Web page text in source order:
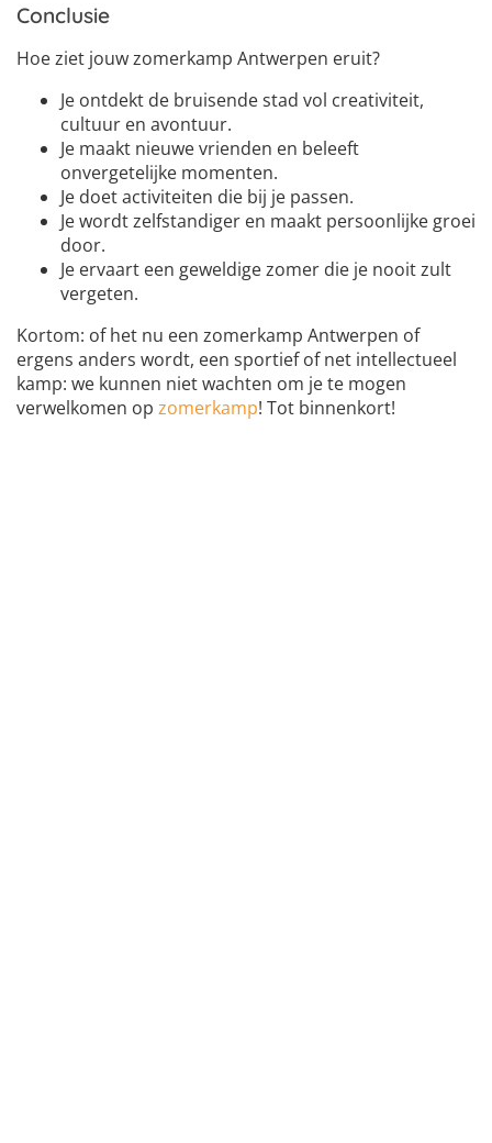
Conclusie
Hoe ziet jouw zomerkamp Antwerpen eruit?
Je ontdekt de bruisende stad vol creativiteit,
cultuur en avontuur.
Je maakt nieuwe vrienden en beleeft
onvergetelijke momenten.
Je doet activiteiten die bij je passen.
Je wordt zelfstandiger en maakt persoonlijke groei
door.
Je ervaart een geweldige zomer die je nooit zult
vergeten.
Kortom: of het nu een zomerkamp Antwerpen of
ergens anders wordt, een sportief of net intellectueel
kamp: we kunnen niet wachten om je te mogen
verwelkomen op zomerkamp! Tot binnenkort!